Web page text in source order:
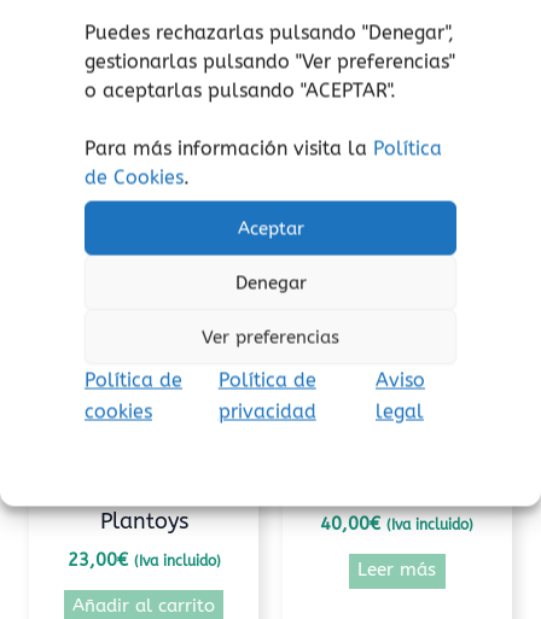
Puedes rechazarlas pulsando "Denegar",
gestionarlas pulsando "Ver preferencias"
o aceptarlas pulsando "ACEPTAR".
Para más información visita la Política
de Cookies.
Aceptar
Denegar
Ver preferencias
Política de
cookies
Política de
privacidad
Aviso
legal
Productos relacionados
Plantoys
23,00€ (Iva incluido)
Añadir al carrito
40,00€ (Iva incluido)
Leer más